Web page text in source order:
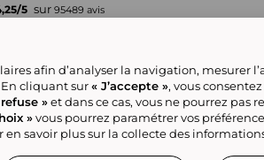
/5 sur 95489 avis
group Nous contacter Gérer mes cookies
Classement
Tous nos produits
afin d’analyser la navigation, mesurer
En cliquant sur« J’accepte », vous
»et dans ce cas, vous ne pourrez pas
»vous pourrez paramétrer vos
en savoir plus sur la collecte des